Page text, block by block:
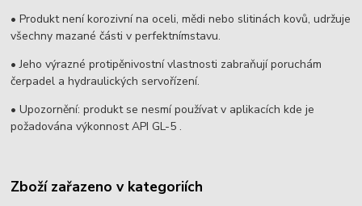
• Produkt není korozivní na oceli, mědi nebo slitinách kovů, udržuje
všechny mazané části v perfektnímstavu.
• Jeho výrazné protipěnivostní vlastnosti zabraňují poruchám
čerpadel a hydraulických servořízení.
• Upozornění: produkt se nesmí používat v aplikacích kde je
požadována výkonnost API GL-5 .
Zboží zařazeno v kategoriích